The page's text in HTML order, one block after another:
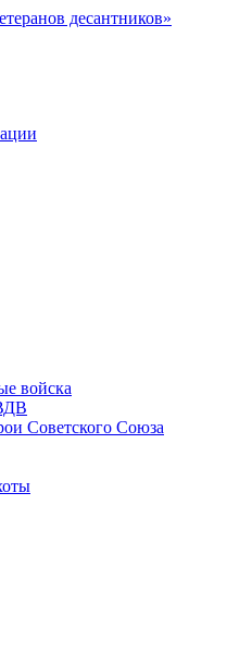
войска
Советского Союза